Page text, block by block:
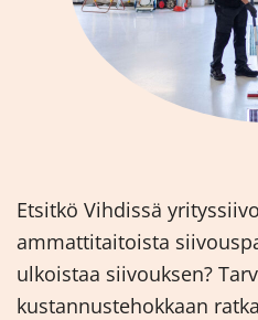
Etsitkö Vihdissä
ammattitaitoista
ulkoistaa siivouksen?
kustannustehokkaan